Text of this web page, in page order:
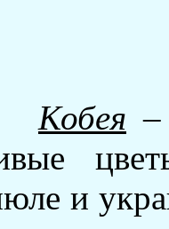
Кобея –
и